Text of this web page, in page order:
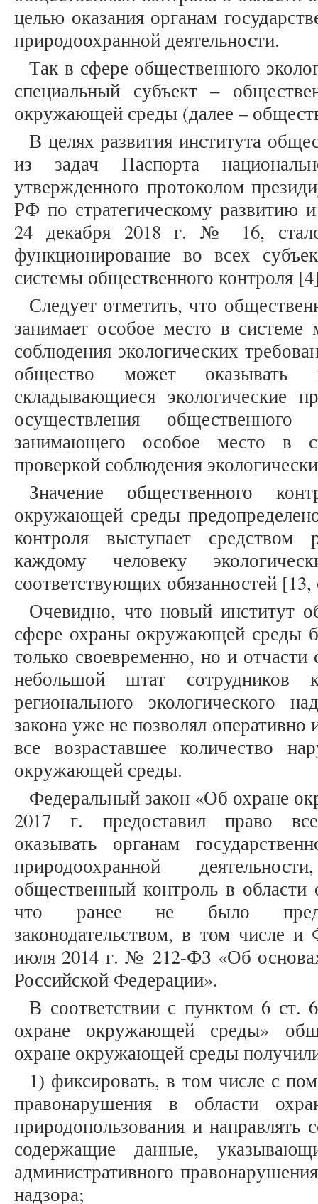
целью оказания органам
природоохранной деятельности.
Так в сфере общественного
специальный субъект –
окружающей среды (далее –
В целях развития института
из задач Паспорта
утвержденного протоколом
РФ по стратегическому развитию
24 декабря 2018 г. № 16,
функционирование во всех
системы общественного контроля
Следует отметить, что
занимает особое место в системе
соблюдения экологических
общество может оказывать
складывающиеся экологические
осуществления общественного
занимающего особое место в
проверкой соблюдения
Значение общественного
окружающей среды
контроля выступает средством
каждому человеку
соответствующих обязанностей [13,
Очевидно, что новый институт
сфере охраны окружающей среды
только своевременно, но и
небольшой штат сотрудников
регионального экологического
закона уже не позволял оперативно
все возраставшее количество
окружающей среды.
Федеральный закон «Об охране
2017 г. предоставил право
оказывать органам
природоохранной
общественный контроль в
что ранее не было
законодательством, в том числе
июля 2014 г. № 212-ФЗ «Об
Российской Федерации».
В соответствии с пунктом 6 ст.
охране окружающей среды»
охране окружающей среды
1) фиксировать, в том числе с
правонарушения в области
природопользования и направлять
содержащие данные,
административного
надзора;